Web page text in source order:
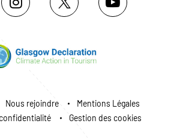
Nous rejoindre
Mentions Légales
Gestion des cookies